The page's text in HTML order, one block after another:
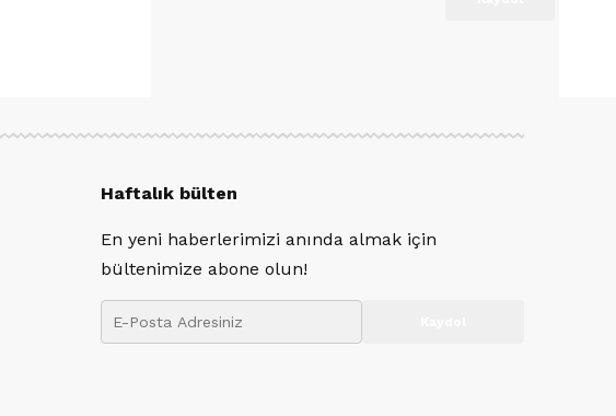
Haftalık bülten
En yeni haberlerimizi anında almak için
bültenimize abone olun!